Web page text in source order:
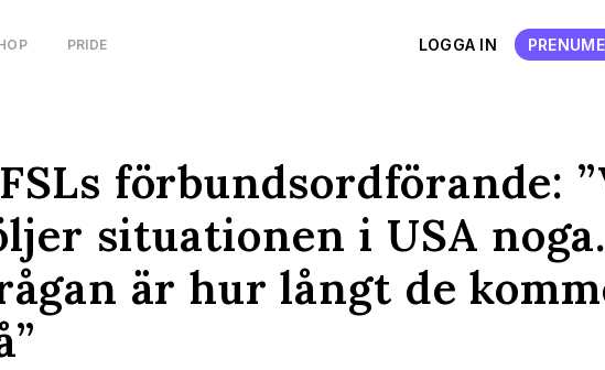
PRIDE LOGGA IN
förbundsordförande:
situationen i USA noga.
är hur långt de